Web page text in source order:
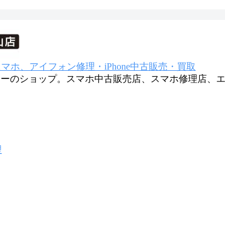
ホ、アイフォン修理・iPhone中古販売・買取
のショップ。スマホ中古販売店、スマホ修理店、